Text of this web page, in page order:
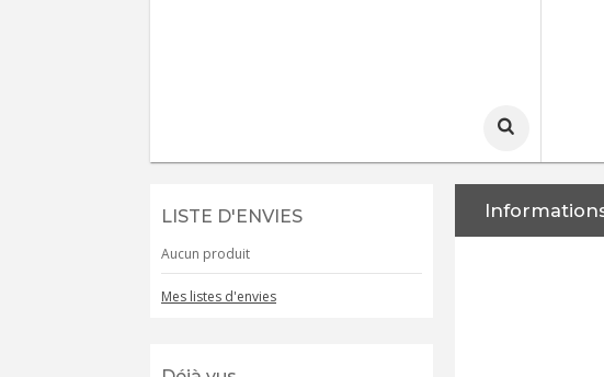
LISTE D'ENVIES
Aucun produit
Mes listes d'envies